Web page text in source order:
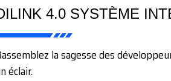
4.0 SYSTÈME
la sagesse des
éclair.